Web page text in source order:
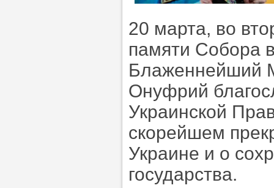
20 марта, во
памяти Собора
Блаженнейший
Онуфрий
Украинской
скорейшем
Украине и о
государства.